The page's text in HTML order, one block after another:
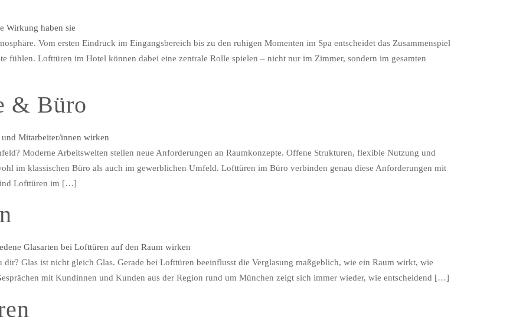
Vom ersten Eindruck im Eingangsbereich bis zu den ruhigen Momenten im Spa entscheidet das Zusammenspiel
fühlen. Lofttüren im Hotel können dabei eine zentrale Rolle spielen – nicht nur im Zimmer, sondern im gesamten
& Büro
Moderne Arbeitswelten stellen neue Anforderungen an Raumkonzepte. Offene Strukturen, flexible Nutzung und
im klassischen Büro als auch im gewerblichen Umfeld. Lofttüren im Büro verbinden genau diese Anforderungen mit
Lofttüren im […]
Glas ist nicht gleich Glas. Gerade bei Lofttüren beeinflusst die Verglasung maßgeblich, wie ein Raum wirkt, wie
mit Kundinnen und Kunden aus der Region rund um München zeigt sich immer wieder, wie entscheidend […]